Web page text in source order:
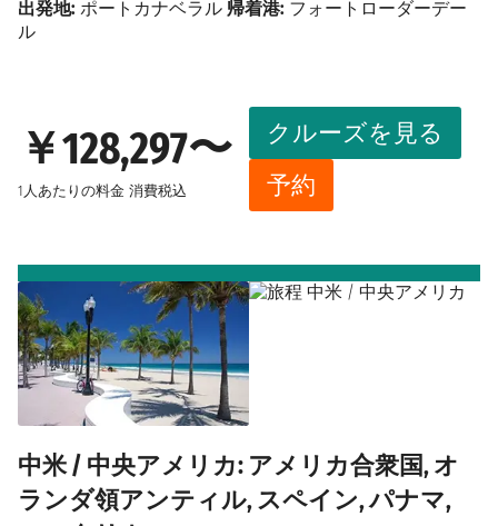
￥128,297〜
1人あたりの料金 消費税込
クルーズを見る
予約
出発地: ポートカナベラル 帰着港: フォートローダーデー
ル
中米 / 中央アメリカ: アメリカ合衆国, オ
ランダ領アンティル, スペイン, パナマ,